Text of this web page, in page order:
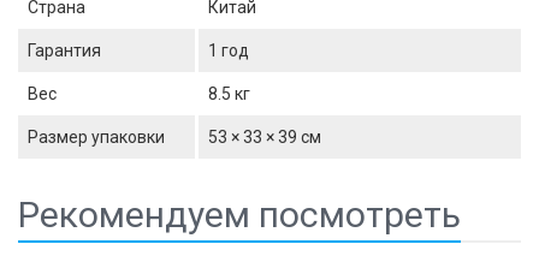
Страна Китай
Гарантия 1 год
Вес 8.5 кг
Размер упаковки 53 × 33 × 39 см
Рекомендуем посмотреть